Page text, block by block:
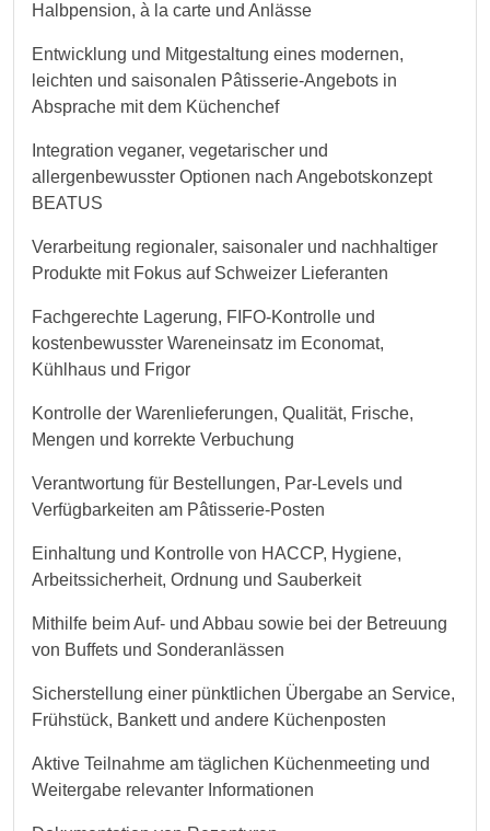
Halbpension, à la carte und Anlässe
Entwicklung und Mitgestaltung eines modernen,
leichten und saisonalen Pâtisserie-Angebots in
Absprache mit dem Küchenchef
Integration veganer, vegetarischer und
allergenbewusster Optionen nach Angebotskonzept
BEATUS
Verarbeitung regionaler, saisonaler und nachhaltiger
Produkte mit Fokus auf Schweizer Lieferanten
Fachgerechte Lagerung, FIFO-Kontrolle und
kostenbewusster Wareneinsatz im Economat,
Kühlhaus und Frigor
Kontrolle der Warenlieferungen, Qualität, Frische,
Mengen und korrekte Verbuchung
Verantwortung für Bestellungen, Par-Levels und
Verfügbarkeiten am Pâtisserie-Posten
Einhaltung und Kontrolle von HACCP, Hygiene,
Arbeitssicherheit, Ordnung und Sauberkeit
Mithilfe beim Auf- und Abbau sowie bei der Betreuung
von Buffets und Sonderanlässen
Sicherstellung einer pünktlichen Übergabe an Service,
Frühstück, Bankett und andere Küchenposten
Aktive Teilnahme am täglichen Küchenmeeting und
Weitergabe relevanter Informationen